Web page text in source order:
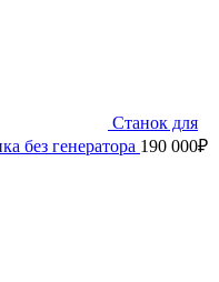
Станок для
без генератора 190 000₽